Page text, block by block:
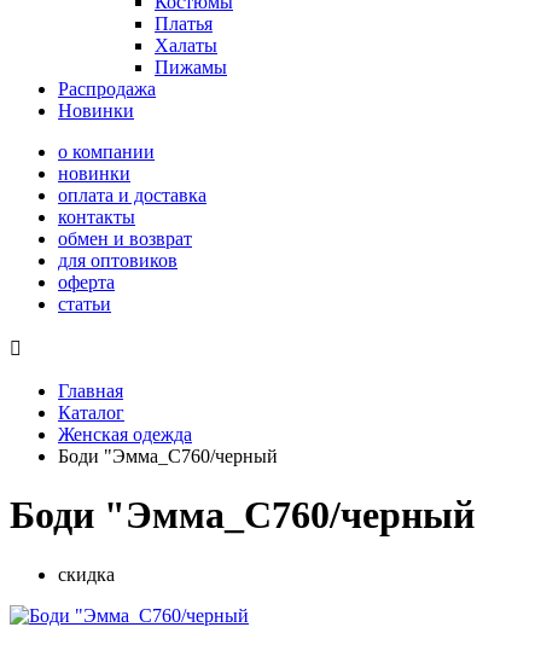
Платья
Халаты
Пижамы
Распродажа
Новинки
о компании
новинки
оплата и доставка
контакты
обмен и возврат
для оптовиков
оферта
статьи

Главная
Каталог
Женская одежда
Боди "Эмма_С760/черный
Боди "Эмма_С760/черный
скидка